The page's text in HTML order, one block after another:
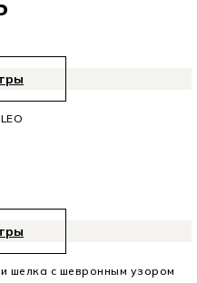
шелка с шевронным узором